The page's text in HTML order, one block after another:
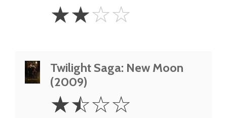
Stars
☆☆☆☆
Twilight Saga: New Moon
(2009)
1.5
Stars
☆☆☆☆